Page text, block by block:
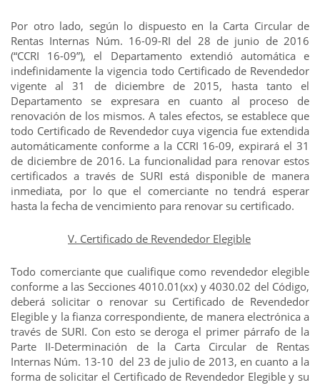
Por otro lado, según lo dispuesto en la Carta Circular de
Rentas Internas Núm. 16-09-RI del 28 de junio de 2016
(“CCRI 16-09”), el Departamento extendió automática e
indefinidamente la vigencia todo Certificado de Revendedor
vigente al 31 de diciembre de 2015, hasta tanto el
Departamento se expresara en cuanto al proceso de
renovación de los mismos. A tales efectos, se establece que
todo Certificado de Revendedor cuya vigencia fue extendida
automáticamente conforme a la CCRI 16-09, expirará el 31
de diciembre de 2016. La funcionalidad para renovar estos
certificados a través de SURI está disponible de manera
inmediata, por lo que el comerciante no tendrá esperar
hasta la fecha de vencimiento para renovar su certificado.
V. Certificado de Revendedor Elegible
Todo comerciante que cualifique como revendedor elegible
conforme a las Secciones 4010.01(xx) y 4030.02 del Código,
deberá solicitar o renovar su Certificado de Revendedor
Elegible y la fianza correspondiente, de manera electrónica a
través de SURI. Con esto se deroga el primer párrafo de la
Parte II-Determinación de la Carta Circular de Rentas
Internas Núm. 13-10 del 23 de julio de 2013, en cuanto a la
forma de solicitar el Certificado de Revendedor Elegible y su